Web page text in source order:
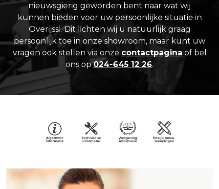
nieuwsgierig geworden bent naar wat wij
kunnen bieden voor uw persoonlijke situatie in
Overijssl. Dit lichten wij u natuurlijk graag
persoonlijk toe in onze showroom, maar kunt uw
vragen ook stellen via onze contactpagina of bel
ons op024-645 12 26.